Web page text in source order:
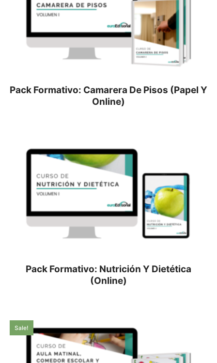
Pack Formativo: Camarera De Pisos (Papel Y
Online)
Pack Formativo: Nutrición Y Dietética
(Online)
Sale!